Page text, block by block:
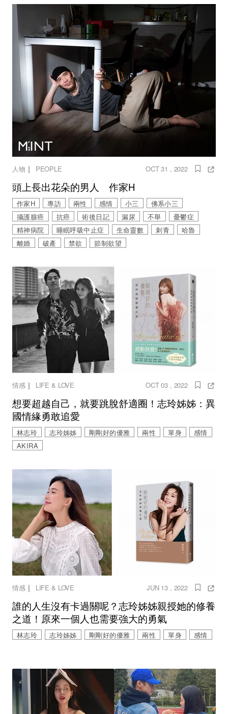
人物 ｜ PEOPLE OCT 31 , 2022
頭上長出花朵的男人 作家H
作家H 專訪 兩性 感情 小三
佛系小三
攝護腺癌
抗癌 術後日記 漏尿 不舉
憂鬱症
精神病院
睡眠呼吸中止症 生命靈數 刺青
哈魯
離婚
破產 禁欲 節制欲望
情感｜ LIFE & LOVE OCT 03 , 2022
想要超越自己，就要跳脫舒適圈！志玲姊姊：異
國情緣勇敢追愛
林志玲 志玲姊姊 剛剛好的優雅 兩性 單身
感情
AKIRA
情感｜ LIFE & LOVE JUN 13 , 2022
誰的人生沒有卡過關呢？志玲姊姊親授她的修養
之道！原來一個人也需要強大的勇氣
林志玲 志玲姊姊 剛剛好的優雅 兩性 單身 感情